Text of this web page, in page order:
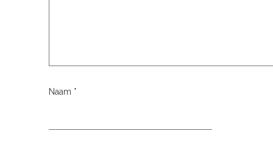
Naam *